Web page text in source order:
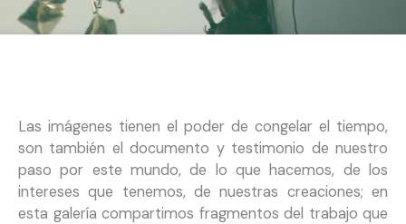
Las imágenes tienen el poder de congelar el tiempo,
son también el documento y testimonio de nuestro
paso por este mundo, de lo que hacemos, de los
intereses que tenemos, de nuestras creaciones; en
esta galería compartimos fragmentos del trabajo que